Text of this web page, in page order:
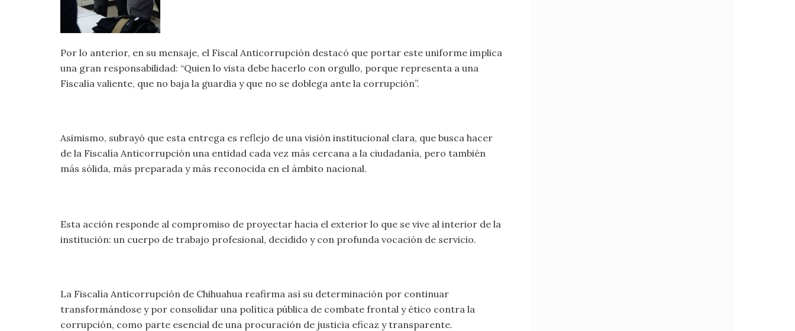
Por lo anterior, en su mensaje, el Fiscal Anticorrupción destacó que portar este uniforme implica
una gran responsabilidad: “Quien lo vista debe hacerlo con orgullo, porque representa a una
Fiscalía valiente, que no baja la guardia y que no se doblega ante la corrupción”.
Asimismo, subrayó que esta entrega es reflejo de una visión institucional clara, que busca hacer
de la Fiscalía Anticorrupción una entidad cada vez más cercana a la ciudadanía, pero también
más sólida, más preparada y más reconocida en el ámbito nacional.
Esta acción responde al compromiso de proyectar hacia el exterior lo que se vive al interior de la
institución: un cuerpo de trabajo profesional, decidido y con profunda vocación de servicio.
La Fiscalía Anticorrupción de Chihuahua reafirma así su determinación por continuar
transformándose y por consolidar una política pública de combate frontal y ético contra la
corrupción, como parte esencial de una procuración de justicia eficaz y transparente.